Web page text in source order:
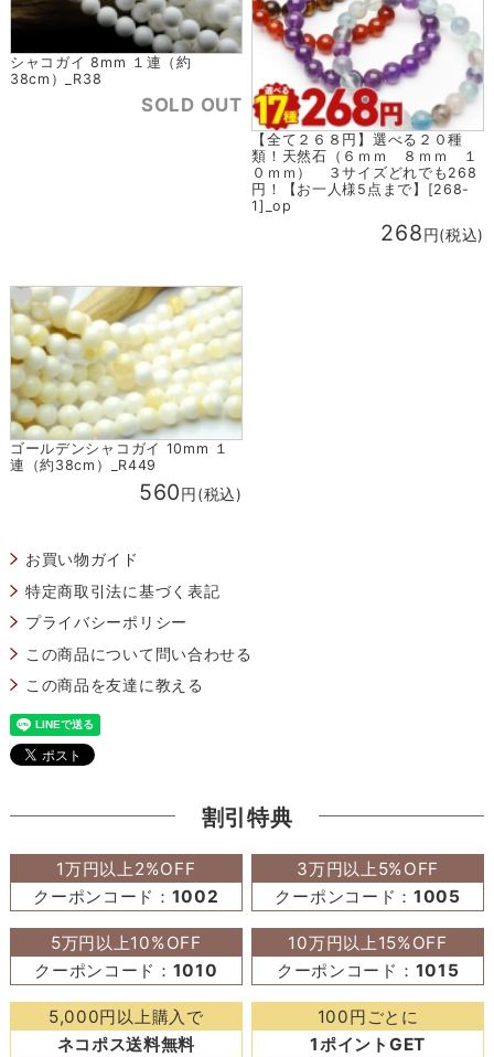
シャコガイ 8mm １連（約
38cm）_R38
SOLD OUT
【全て２６８円】選べる２０種
類！天然石（６ｍｍ ８ｍｍ １
０ｍｍ） ３サイズどれでも268
円！【お一人様5点まで】[268-
1]_op
268円(税込)
ゴールデンシャコガイ 10mm １
連（約38cm）_R449
560円(税込)
お買い物ガイド
特定商取引法に基づく表記
プライバシーポリシー
この商品について問い合わせる
この商品を友達に教える
割引特典
1万円以上2%OFF
クーポンコード： 1002
3万円以上5%OFF
クーポンコード：1005
5万円以上10%OFF
クーポンコード： 1010
10万円以上15%OFF
クーポンコード： 1015
5,000円以上購入で
ネコポス送料無料
100円ごとに
1ポイントGET